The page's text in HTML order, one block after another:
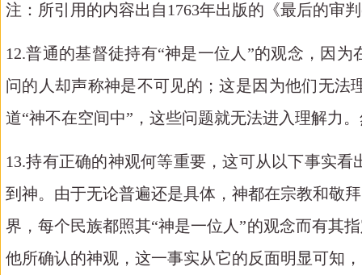
注：所引用的内容出自1763年出版的《最后的审
12.普通的基督徒持有“神是一位人”的观念，因
问的人却声称神是不可见的；这是因为他们无
道“神不在空间中”，这些问题就无法进入理解力
13.持有正确的神观何等重要，这可从以下事实
到神。由于无论普遍还是具体，神都在宗教和敬
界，每个民族都照其“神是一位人”的观念而有其
他所确认的神观，这一事实从它的反面明显可知